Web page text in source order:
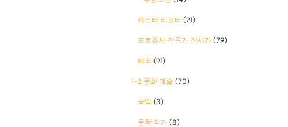
캐스터 리포터 (21)
프로듀서 작곡가 작사가 (79)
해외 (91)
1-2 문화 예술 (70)
국악 (3)
문학 작가 (8)